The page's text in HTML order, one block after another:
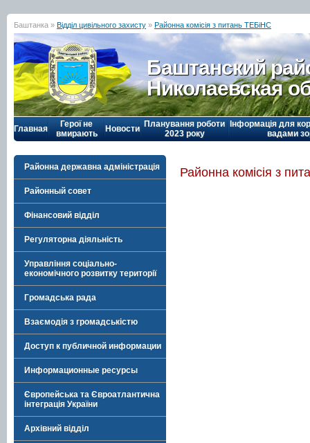
Баштанка » Відділ цивільного захисту » Районна комісія з питань ТЕБіНС
Баштанский
Николаевская
Главная
Герої не
вмирають
Новости Планування роботи
2023 року
Інформація для
вадами
Районна державна адміністрація
Районный совет
Фінансовий відділ
Регуляторна діяльність
Управління соціально-
економічного розвитку території
Громадська рада
Взаємодія з громадськістю
Доступ к публичной информации
Информационные ресурсы
Європейська та Євроатлантична
інтеграція України
Архівний відділ
Районна комісія з